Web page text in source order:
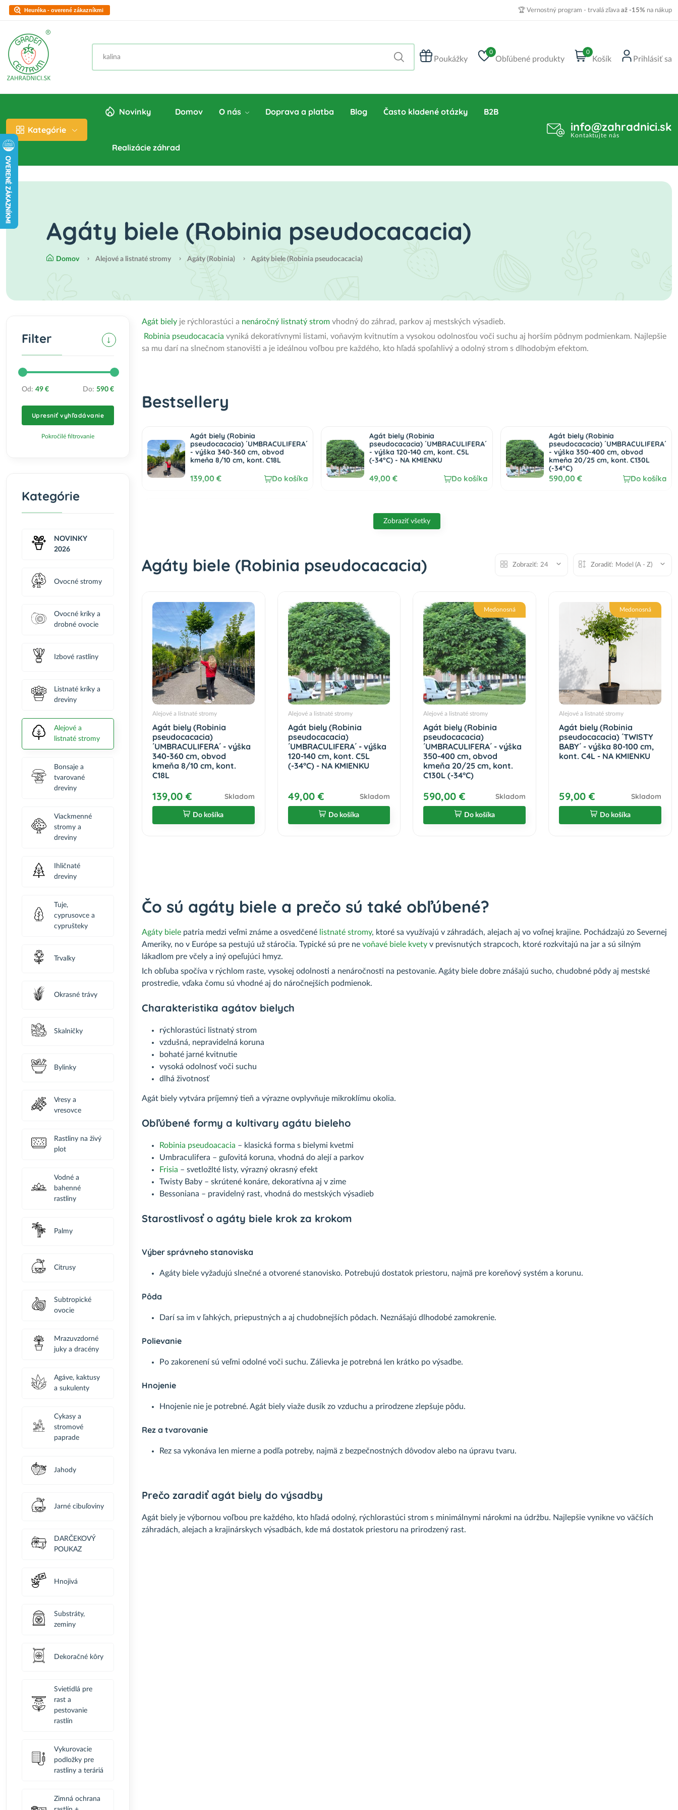
Heuréka - overené zákazníkmi 🏆 Vernostný program - trvalá zľava až -15% na nákup
Poukážky
0
Obľúbené produkty
0
Košík Prihlásiť sa
Kategórie
Novinky Domov O nás Doprava a platba Blog Často kladené otázky B2B
Realizácie záhrad
info@zahradnici.sk
Kontaktujte nás
Agáty biele (Robinia pseudocacacia)
Domov Alejové a listnaté stromy Agáty (Robinia) Agáty biele (Robinia pseudocacacia)
Filter
Od: 49 € Do: 590 €
Upresniť vyhľadávanie
Pokročilé filtrovanie
Kategórie
NOVINKY
2026
Ovocné stromy
Ovocné kríky a
drobné ovocie
Izbové rastliny
Listnaté kríky a
dreviny
Alejové a
listnaté stromy
Bonsaje a
tvarované
dreviny
Viackmenné
stromy a
dreviny
Ihličnaté
dreviny
Tuje,
cyprusovce a
cyprušteky
Trvalky
Okrasné trávy
Skalničky
Bylinky
Vresy a
vresovce
Rastliny na živý
plot
Vodné a
bahenné
rastliny
Palmy
Citrusy
Subtropické
ovocie
Mrazuvzdorné
juky a dracény
Agáve, kaktusy
a sukulenty
Cykasy a
stromové
paprade
Jahody
Jarné cibuľoviny
DARČEKOVÝ
POUKAZ
Hnojivá
Substráty,
zeminy
Dekoračné kôry
Svietidlá pre
rast a
pestovanie
rastlín
Vykurovacie
podložky pre
rastliny a teráriá
Zimná ochrana
Agát bielyje rýchlorastúci a nenáročný listnatý stromvhodný do záhrad, parkov aj mestských výsadieb.
Robinia pseudocacacia vyniká dekoratívnymi listami, voňavým kvitnutím a vysokou odolnosťou voči suchu aj horším pôdnym podmienkam. Najlepšie
sa mu darí na slnečnom stanovišti a je ideálnou voľbou pre každého, kto hľadá spoľahlivý a odolný strom s dlhodobým efektom.
Bestsellery
Agát biely (Robinia
pseudocacacia) ´UMBRACULIFERA´
- výška 340-360 cm, obvod
kmeňa 8/10 cm, kont. C18L
139,00 € Do košíka
Agát biely (Robinia
pseudocacacia) ´UMBRACULIFERA´
- výška 120-140 cm, kont. C5L
(-34°C) - NA KMIENKU
49,00 € Do košíka
Agát biely (Robinia
pseudocacacia) ´UMBRACULIFERA´
- výška 350-400 cm, obvod
kmeňa 20/25 cm, kont. C130L
(-34°C)
590,00 € Do košíka
Zobraziť všetky
Agáty biele (Robinia pseudocacacia) Zobraziť: 24 Zoradiť: Model (A - Z)
Alejové a listnaté stromy
Agát biely (Robinia
pseudocacacia)
´UMBRACULIFERA´ - výška
340-360 cm, obvod
kmeňa 8/10 cm, kont.
C18L
139,00 € Skladom
Do košíka
Alejové a listnaté stromy
Agát biely (Robinia
pseudocacacia)
´UMBRACULIFERA´ - výška
120-140 cm, kont. C5L
(-34°C) - NA KMIENKU
49,00 € Skladom
Do košíka
Medonosná
Alejové a listnaté stromy
Agát biely (Robinia
pseudocacacia)
´UMBRACULIFERA´ - výška
350-400 cm, obvod
kmeňa 20/25 cm, kont.
C130L (-34°C)
590,00 € Skladom
Do košíka
Medonosná
Alejové a listnaté stromy
Agát biely (Robinia
pseudocacacia) ´TWISTY
BABY´ - výška 80-100 cm,
kont. C4L - NA KMIENKU
59,00 € Skladom
Do košíka
Čo sú agáty biele a prečo sú také obľúbené?
Agáty bielepatria medzi veľmi známe a osvedčené listnaté stromy, ktoré sa využívajú v záhradách, alejach aj vo voľnej krajine. Pochádzajú zo Severnej
Ameriky, no v Európe sa pestujú už stáročia. Typické sú pre ne voňavé biele kvetyv previsnutých strapcoch, ktoré rozkvitajú na jar a sú silným
lákadlom pre včely a iný opeľujúci hmyz.
Ich obľuba spočíva v rýchlom raste, vysokej odolnosti a nenáročnosti na pestovanie. Agáty biele dobre znášajú sucho, chudobné pôdy aj mestské
prostredie, vďaka čomu sú vhodné aj do náročnejších podmienok.
Charakteristika agátov bielych
rýchlorastúci listnatý strom
vzdušná, nepravidelná koruna
bohaté jarné kvitnutie
vysoká odolnosť voči suchu
dlhá životnosť
Agát biely vytvára príjemný tieň a výrazne ovplyvňuje mikroklímu okolia.
Obľúbené formy a kultivary agátu bieleho
Robinia pseudoacacia – klasická forma s bielymi kvetmi
Umbraculifera – guľovitá koruna, vhodná do alejí a parkov
Frisia – svetložlté listy, výrazný okrasný efekt
Twisty Baby – skrútené konáre, dekoratívna aj v zime
Bessoniana – pravidelný rast, vhodná do mestských výsadieb
Starostlivosť o agáty biele krok za krokom
Výber správneho stanoviska
Agáty biele vyžadujú slnečné a otvorené stanovisko. Potrebujú dostatok priestoru, najmä pre koreňový systém a korunu.
Pôda
Darí sa im v ľahkých, priepustných a aj chudobnejších pôdach. Neznášajú dlhodobé zamokrenie.
Polievanie
Po zakorenení sú veľmi odolné voči suchu. Zálievka je potrebná len krátko po výsadbe.
Hnojenie
Hnojenie nie je potrebné. Agát biely viaže dusík zo vzduchu a prirodzene zlepšuje pôdu.
Rez a tvarovanie
Rez sa vykonáva len mierne a podľa potreby, najmä z bezpečnostných dôvodov alebo na úpravu tvaru.
Prečo zaradiť agát biely do výsadby
Agát biely je výbornou voľbou pre každého, kto hľadá odolný, rýchlorastúci strom s minimálnymi nárokmi na údržbu. Najlepšie vynikne vo väčších
záhradách, alejach a krajinárskych výsadbách, kde má dostatok priestoru na prirodzený rast.